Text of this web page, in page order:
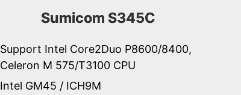
Sumicom S345C
Support Intel Core2Duo P8600/8400,
Celeron M 575/T3100 CPU
Intel GM45 / ICH9M